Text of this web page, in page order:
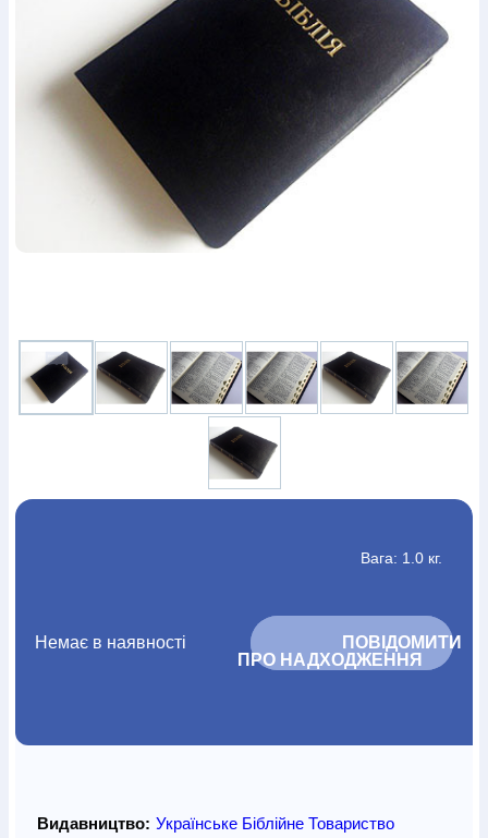
Шлюб і сім`я
Юдаїзм
Супутні товари
ПеріодикаАудіо
Галантерея
Закладки для книг
Біжутерія
Блокноти
Щоденники / щотижневики
Вироби з дерева
Вироби з кераміки і глини
Вироби з сріблаКартини
Навчальні мапи
Магніти
Міні-лампи Настільні ігри
подарунковіПлакати Пластмасові вироби
Подарункові карткиРозвиваючі ігри
ФотокартиниЧохли на Библії
Книга в комплекті
За додатковою інформацією дзвоніть за номером:+38
(097) 880-6379
Ми у Facebook
Вага: 1.0 кг.
Немає в наявності
			ПОВІДОМИТИ
ПРО НАДХОДЖЕННЯ
Видавництво: Українське Біблійне Товариство